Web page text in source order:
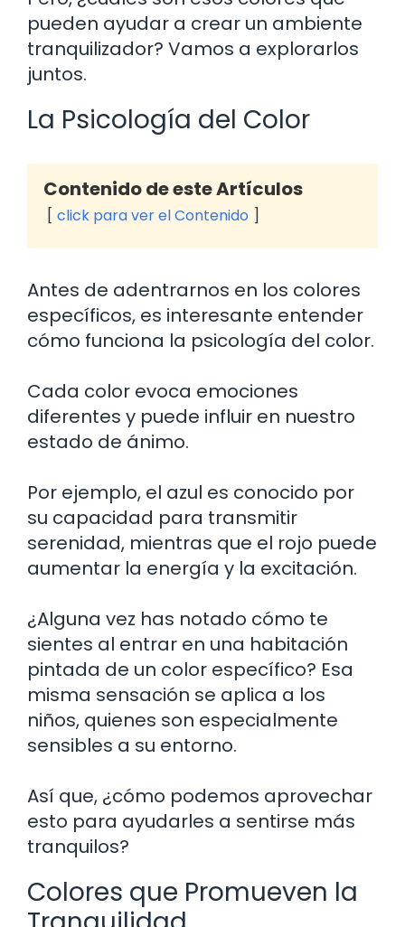
pueden ayudar a crear un ambiente
tranquilizador? Vamos a explorarlos
juntos.
La Psicología del Color
Contenido de este Artículos
click para ver el Contenido
Antes de adentrarnos en los colores
específicos, es interesante entender
cómo funciona la psicología del color.
Cada color evoca emociones
diferentes y puede influir en nuestro
estado de ánimo.
Por ejemplo, el azul es conocido por
su capacidad para transmitir
serenidad, mientras que el rojo puede
aumentar la energía y la excitación.
¿Alguna vez has notado cómo te
sientes al entrar en una habitación
pintada de un color específico? Esa
misma sensación se aplica a los
niños, quienes son especialmente
sensibles a su entorno.
Así que, ¿cómo podemos aprovechar
esto para ayudarles a sentirse más
tranquilos?
Colores que Promueven la